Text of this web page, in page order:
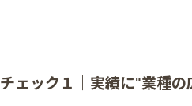
チェック１｜実績に“業種の